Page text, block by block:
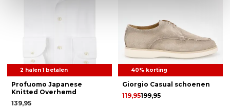
2 halen 1 betalen
Profuomo Japanese
Knitted Overhemd
139,95
40% korting
Giorgio Casual schoenen
199,95
119,95